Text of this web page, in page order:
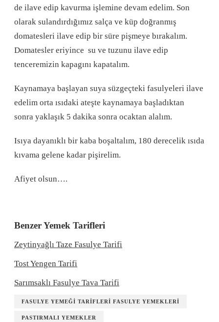
de ilave edip kavurma işlemine devam edelim. Son
olarak sulandırdığımız salça ve küp doğranmış
domatesleri ilave edip bir süre pişmeye bırakalım.
Domatesler eriyince su ve tuzunu ilave edip
tenceremizin kapagını kapatalım.
Kaynamaya başlayan suya süzgeçteki fasulyeleri ilave
edelim orta ısıdaki ateşte kaynamaya başladıktan
sonra yaklaşık 5 dakika sonra ocaktan alalım.
Isıya dayanıklı bir kaba boşaltalım, 180 derecelik ısıda
kıvama gelene kadar pişirelim.
Afiyet olsun….
Benzer Yemek Tarifleri
Zeytinyağlı Taze Fasulye Tarifi
Tost Yengen Tarifi
Sarımsaklı Fasulye Tava Tarifi
FASULYE YEMEĞI TARIFLERI FASULYE YEMEKLERI
PASTIRMALI YEMEKLER